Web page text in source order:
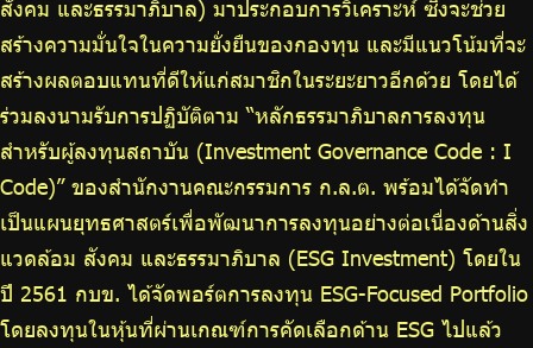
สังคม และธรรมาภิบาล) มาประกอบการวิเคราะห์ ซึ่งจะช่วย
สร้างความมั่นใจในความยั่งยืนของกองทุน และมีแนวโน้มที่จะ
สร้างผลตอบแทนที่ดีให้แก่สมาชิกในระยะยาวอีกด้วย โดยได้
ร่วมลงนามรับการปฏิบัติตาม “หลักธรรมาภิบาลการลงทุน
สำหรับผู้ลงทุนสถาบัน (Investment Governance Code : I
Code)” ของสำนักงานคณะกรรมการ ก.ล.ต. พร้อมได้จัดทำ
เป็นแผนยุทธศาสตร์เพื่อพัฒนาการลงทุนอย่างต่อเนื่องด้านสิ่ง
แวดล้อม สังคม และธรรมาภิบาล (ESG Investment) โดยใน
ปี 2561 กบข. ได้จัดพอร์ตการลงทุน ESG-Focused Portfolio
โดยลงทุนในหุ้นที่ผ่านเกณฑ์การคัดเลือกด้าน ESG ไปแล้ว